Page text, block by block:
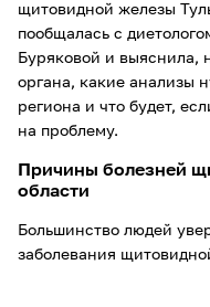
щитовидной железы
пообщалась с
Буряковой и выяснила,
органа, какие анализы
региона и что будет,
на проблему.
Причины болезней
области
Большинство людей
заболевания